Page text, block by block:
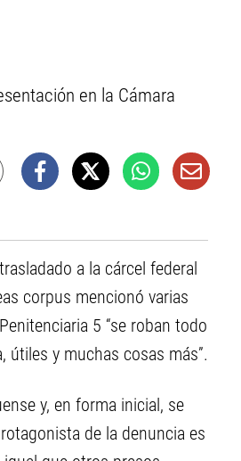
en la Cámara
a la cárcel federal
corpus mencionó varias
5 “se roban todo
útiles y muchas cosas más”.
y, en forma inicial, se
de la denuncia es